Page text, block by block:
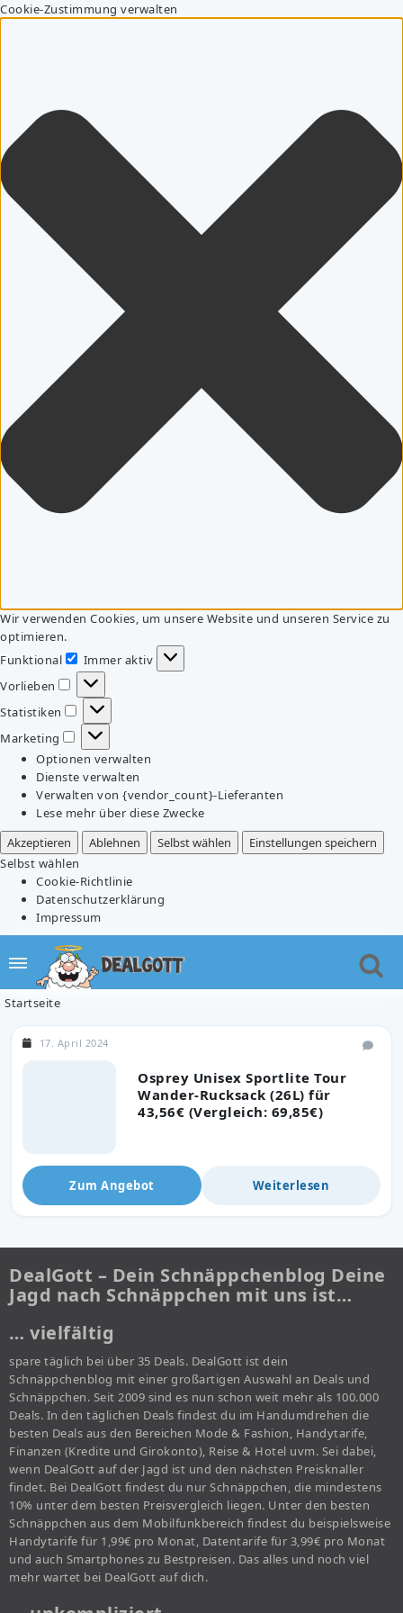
Cookie-Zustimmung verwalten
Wir verwenden Cookies, um unsere Website und unseren Service zu
optimieren.
Funktional
Funktional
Immer aktiv
Vorlieben
Vorlieben
Statistiken
Statistiken
Marketing
Marketing
Optionen verwalten
Dienste verwalten
Verwalten von {vendor_count}-Lieferanten
Lese mehr über diese Zwecke
Akzeptieren
Ablehnen Selbst wählen
Einstellungen speichern
Selbst wählen
Cookie-Richtlinie
Datenschutzerklärung
Impressum
Startseite
Osprey Unisex Sportlite Tour
Wander-Rucksack (26L) für
43,56€ (Vergleich: 69,85€)
17. April 2024
Zum Angebot Weiterlesen
DealGott – Dein Schnäppchenblog Deine
Jagd nach Schnäppchen mit uns ist…
… vielfältig
spare täglich bei über 35 Deals. DealGott ist dein
Schnäppchenblog mit einer großartigen Auswahl an Deals und
Schnäppchen. Seit 2009 sind es nun schon weit mehr als 100.000
Deals. In den täglichen Deals findest du im Handumdrehen die
besten Deals aus den Bereichen Mode & Fashion, Handytarife,
Finanzen (Kredite und Girokonto), Reise & Hotel uvm. Sei dabei,
wenn DealGott auf der Jagd ist und den nächsten Preisknaller
findet. Bei DealGott findest du nur Schnäppchen, die mindestens
10% unter dem besten Preisvergleich liegen. Unter den besten
Schnäppchen aus dem Mobilfunkbereich findest du beispielsweise
Handytarife für 1,99€ pro Monat, Datentarife für 3,99€ pro Monat
und auch Smartphones zu Bestpreisen. Das alles und noch viel
mehr wartet bei DealGott auf dich.